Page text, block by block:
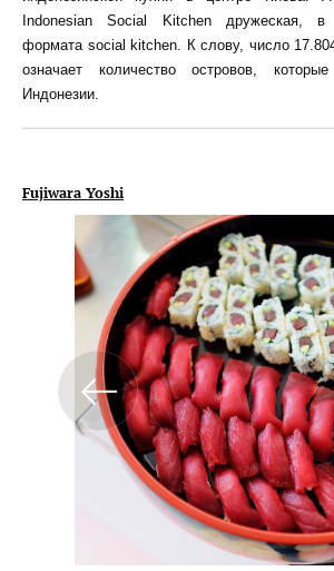
Indonesian Social Kitchen дружеская, в
формата social kitchen. К слову, число
означает количество островов,
Индонезии.
Fujiwara Yoshi